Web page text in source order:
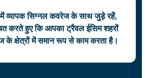
में व्यापक सिग्नल कवरेज के साथ जुड़े रहें,
करते हुए कि आपका ट्रैवल ईसिम शहरों
के क्षेत्रों में समान रूप से काम करता है।